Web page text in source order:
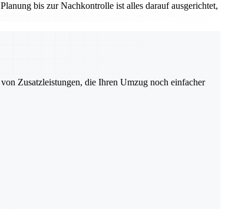
bis zur Nachkontrolle ist alles darauf ausgerichtet,
Zusatzleistungen, die Ihren Umzug noch einfacher